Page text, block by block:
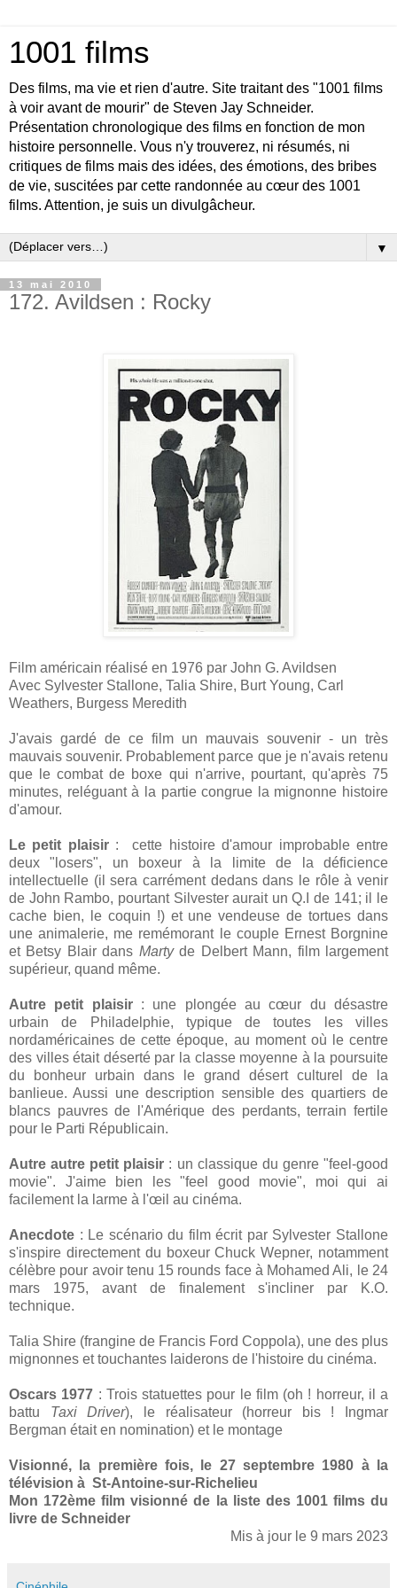
1001 films
Des films, ma vie et rien d'autre. Site traitant des "1001 films
à voir avant de mourir" de Steven Jay Schneider.
Présentation chronologique des films en fonction de mon
histoire personnelle. Vous n'y trouverez, ni résumés, ni
critiques de films mais des idées, des émotions, des bribes
de vie, suscitées par cette randonnée au cœur des 1001
films. Attention, je suis un divulgâcheur.
▼
13 mai 2010
172. Avildsen : Rocky
Film américain réalisé en 1976 par John G. Avildsen
Avec Sylvester Stallone, Talia Shire, Burt Young, Carl
Weathers, Burgess Meredith
J'avais gardé de ce film un mauvais souvenir - un très
mauvais souvenir. Probablement parce que je n'avais retenu
que le combat de boxe qui n'arrive, pourtant, qu'après 75
minutes, reléguant à la partie congrue la mignonne histoire
d'amour.
Le petit plaisir: cette histoire d'amour improbable entre
deux "losers", un boxeur à la limite de la déficience
intellectuelle (il sera carrément dedans dans le rôle à venir
de John Rambo, pourtant Silvester aurait un Q.I de 141; il le
cache bien, le coquin !) et une vendeuse de tortues dans
une animalerie, me remémorant le couple Ernest Borgnine
et Betsy Blair dans Martyde Delbert Mann, film largement
supérieur, quand même.
Autre petit plaisir: une plongée au cœur du désastre
urbain de Philadelphie, typique de toutes les villes
nordaméricaines de cette époque, au moment où le centre
des villes était déserté par la classe moyenne à la poursuite
du bonheur urbain dans le grand désert culturel de la
banlieue. Aussi une description sensible des quartiers de
blancs pauvres de l'Amérique des perdants, terrain fertile
pour le Parti Républicain.
Autre autre petit plaisir : un classique du genre "feel-good
movie". J'aime bien les "feel good movie", moi qui ai
facilement la larme à l'œil au cinéma.
Anecdote : Le scénario du film écrit par Sylvester Stallone
s'inspire directement du boxeur Chuck Wepner, notamment
célèbre pour avoir tenu 15 rounds face à Mohamed Ali, le 24
mars 1975, avant de finalement s'incliner par K.O.
technique.
Talia Shire (frangine de Francis Ford Coppola), une des plus
mignonnes et touchantes laiderons de l'histoire du cinéma.
Oscars 1977 : Trois statuettes pour le film (oh ! horreur, il a
battu Taxi Driver), le réalisateur (horreur bis ! Ingmar
Bergman était en nomination) et le montage
Visionné, la première fois, le 27 septembre 1980 à la
télévision à St-Antoine-sur-Richelieu
Mon 172ème film visionné de la liste des 1001 films du
livre de Schneider
Mis à jour le 9 mars 2023